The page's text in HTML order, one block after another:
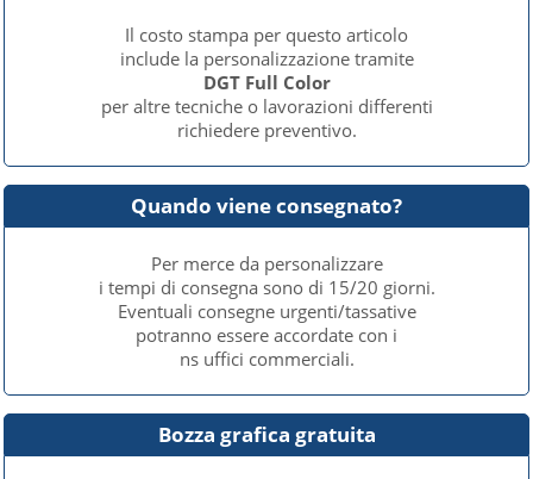
Il costo stampa per questo articolo
include la personalizzazione tramite
DGT Full Color
per altre tecniche o lavorazioni differenti
richiedere preventivo.
Quando viene consegnato?
Per merce da personalizzare
i tempi di consegna sono di 15/20 giorni.
Eventuali consegne urgenti/tassative
potranno essere accordate con i
ns uffici commerciali.
Bozza grafica gratuita